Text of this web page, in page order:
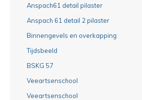
Anspach61 detail pilaster
Anspach 61 detail 2 pilaster
Binnengevels en overkapping
Tijdsbeeld
BSKG 57
Veeartsenschool
Veeartsenschool